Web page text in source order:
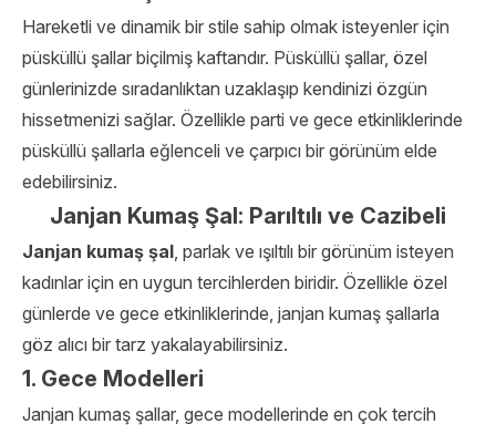
Hareketli ve dinamik bir stile sahip olmak isteyenler için
püsküllü şallar biçilmiş kaftandır. Püsküllü şallar, özel
günlerinizde sıradanlıktan uzaklaşıp kendinizi özgün
hissetmenizi sağlar. Özellikle parti ve gece etkinliklerinde
püsküllü şallarla eğlenceli ve çarpıcı bir görünüm elde
edebilirsiniz.
Janjan Kumaş Şal: Parıltılı ve Cazibeli
Janjan kumaş şal, parlak ve ışıltılı bir görünüm isteyen
kadınlar için en uygun tercihlerden biridir. Özellikle özel
günlerde ve gece etkinliklerinde, janjan kumaş şallarla
göz alıcı bir tarz yakalayabilirsiniz.
1. Gece Modelleri
Janjan kumaş şallar, gece modellerinde en çok tercih